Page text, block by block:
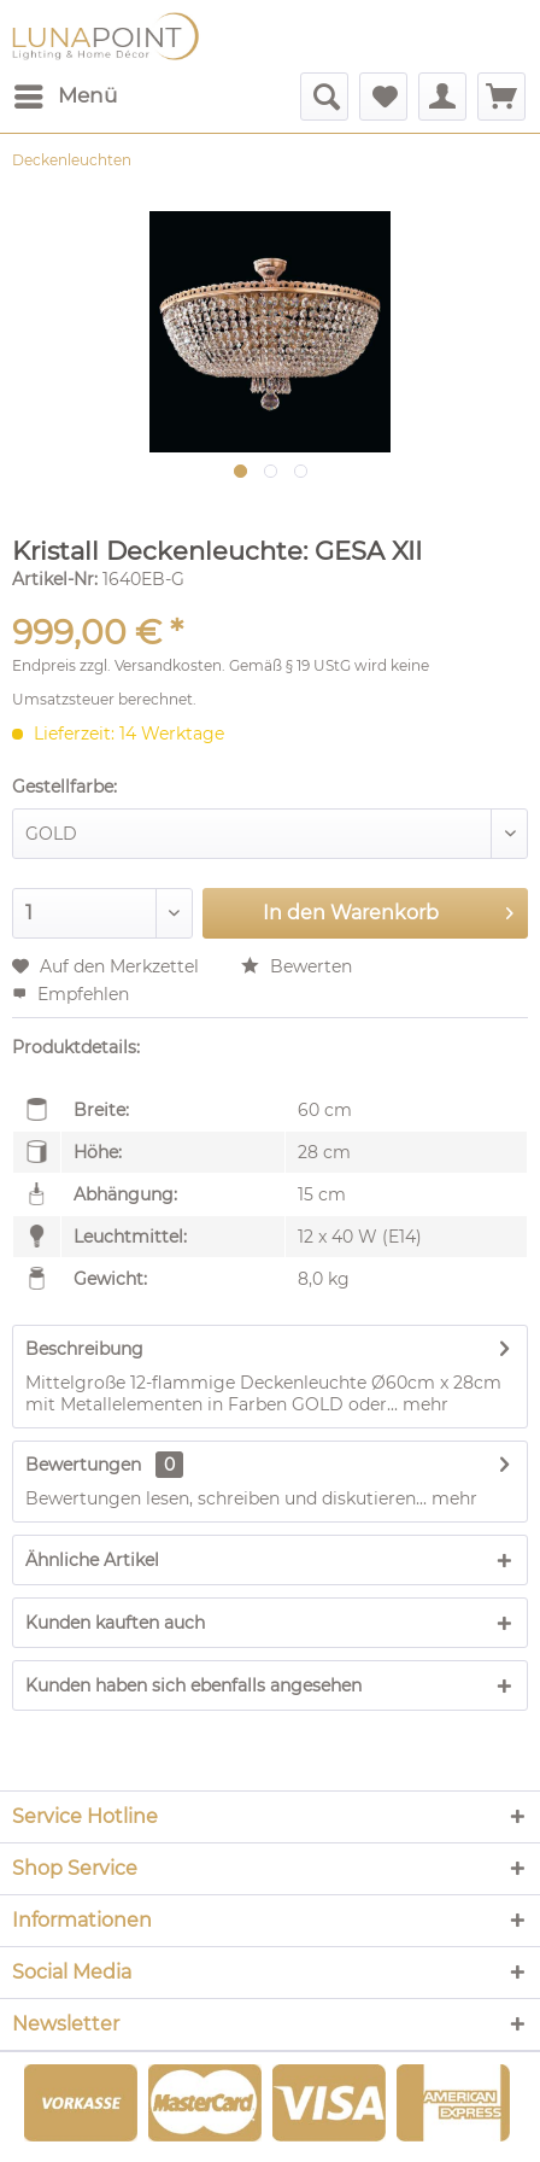
Menü
Deckenleuchten
Kristall Deckenleuchte: GESA XII
Artikel-Nr: 1640EB-G
999,00 € *
Endpreis zzgl. Versandkosten. Gemäß § 19 UStG wird keine
Umsatzsteuer berechnet.
Lieferzeit: 14 Werktage
Gestellfarbe:
In den Warenkorb
Auf den Merkzettel
Bewerten
Empfehlen
Produktdetails:
Breite:
60 cm
Höhe:
28 cm
Abhängung:
15 cm
Leuchtmittel:
12 x 40 W (E14)
Gewicht:
8,0 kg
Beschreibung
Mittelgroße 12-flammige Deckenleuchte Ø60cm x 28cm
mit Metallelementen in Farben GOLD oder... mehr
Bewertungen
0
Bewertungen lesen, schreiben und diskutieren... mehr
Ähnliche Artikel
Kunden kauften auch
Kunden haben sich ebenfalls angesehen
Service Hotline
Shop Service
Informationen
Social Media
Newsletter